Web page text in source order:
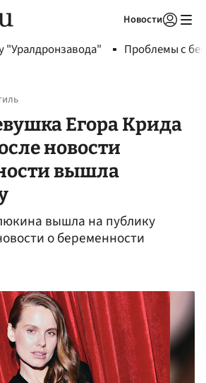
Новости
"Уралдронзавода" Проблемы с
Егора Крида
новости
вышла
вышла на публику
о беременности